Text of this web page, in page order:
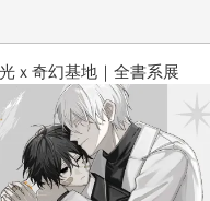
系展